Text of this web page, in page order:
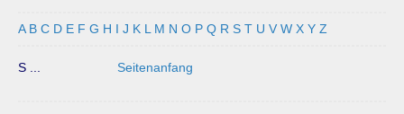
A B C D E F G H I J K L M N O P Q R S T U V W X Y Z
S ... Seitenanfang